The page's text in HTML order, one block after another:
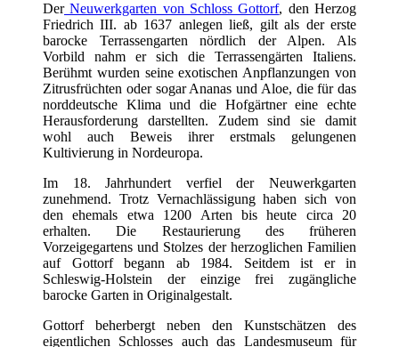
DerNeuwerkgarten von Schloss Gottorf, den Herzog
Friedrich III. ab 1637 anlegen ließ, gilt als der erste
barocke Terrassengarten nördlich der Alpen. Als
Vorbild nahm er sich die Terrassengärten Italiens.
Berühmt wurden seine exotischen Anpflanzungen von
Zitrusfrüchten oder sogar Ananas und Aloe, die für das
norddeutsche Klima und die Hofgärtner eine echte
Herausforderung darstellten. Zudem sind sie damit
wohl auch Beweis ihrer erstmals gelungenen
Kultivierung in Nordeuropa.
Im 18. Jahrhundert verfiel der Neuwerkgarten
zunehmend. Trotz Vernachlässigung haben sich von
den ehemals etwa 1200 Arten bis heute circa 20
erhalten. Die Restaurierung des früheren
Vorzeigegartens und Stolzes der herzoglichen Familien
auf Gottorf begann ab 1984. Seitdem ist er in
Schleswig-Holstein der einzige frei zugängliche
barocke Garten in Originalgestalt.
Gottorf beherbergt neben den Kunstschätzen des
eigentlichen Schlosses auch das Landesmuseum für